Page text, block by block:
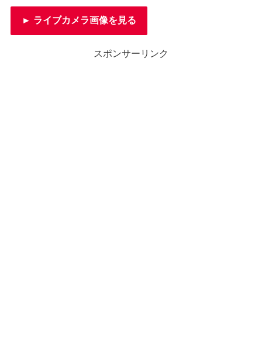
► ライブカメラ画像を見る
スポンサーリンク